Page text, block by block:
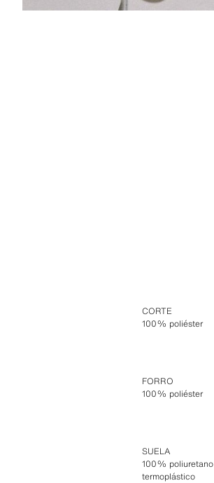
CORTE
100% poliéster
FORRO
100% poliéster
SUELA
100% poliuretano
termoplástico